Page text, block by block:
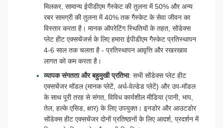
मिलकर, सामान्य ईपीडीएम गैस्केट की तुलना में 50% और अन्य
रबर सामग्री की तुलना में 40% तक गैस्केट के सेवा जीवन का
विस्तार करता है। मानक ऑपरेटिंग स्थितियों के तहत, सोंडेक्स
प्लेट हीट एक्सचेंजर्स के लिए हमारा ईपीडीएम गैस्केट प्रतिस्थापन
4-6 साल तक चलता है - प्रतिस्थापन आवृत्ति और रखरखाव
लागत को कम करता है।
व्यापक संगतता और बहुमुखी प्रतिभा: सभी सोंडेक्स प्लेट हीट
एक्सचेंजर मॉडल (मानक प्लेटें, अर्ध-वेल्डेड प्लेटें) और उप-मॉडल
के साथ पूरी तरह से संगत, विविध कार्यशील मीडिया (पानी, भाप,
तेल, हल्के एसिड, क्षार) के लिए उपयुक्त। इनडोर और आउटडोर
सोंडेक्स हीट एक्सचेंजर दोनों प्रतिष्ठानों के लिए आदर्श, प्रदर्शन में